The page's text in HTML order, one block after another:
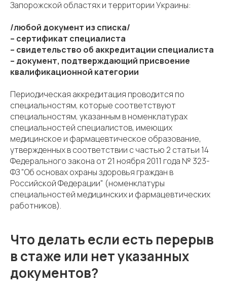
Запорожской областях и территории Украины:
/любой документ из списка/
– сертификат специалиста
– свидетельство об аккредитации специалиста
– документ, подтверждающий присвоение
квалификационной категории
Периодическая аккредитация проводится по
специальностям, которые соответствуют
специальностям, указанным в номенклатурах
специальностей специалистов, имеющих
медицинское и фармацевтическое образование,
утвержденных в соответствии с частью 2 статьи 14
Федерального закона от 21 ноября 2011 года № 323-
ФЗ "Об основах охраны здоровья граждан в
Российской Федерации" (номенклатуры
специальностей медицинских и фармацевтических
работников).
Что делать если есть перерыв
в стаже или нет указанных
документов?